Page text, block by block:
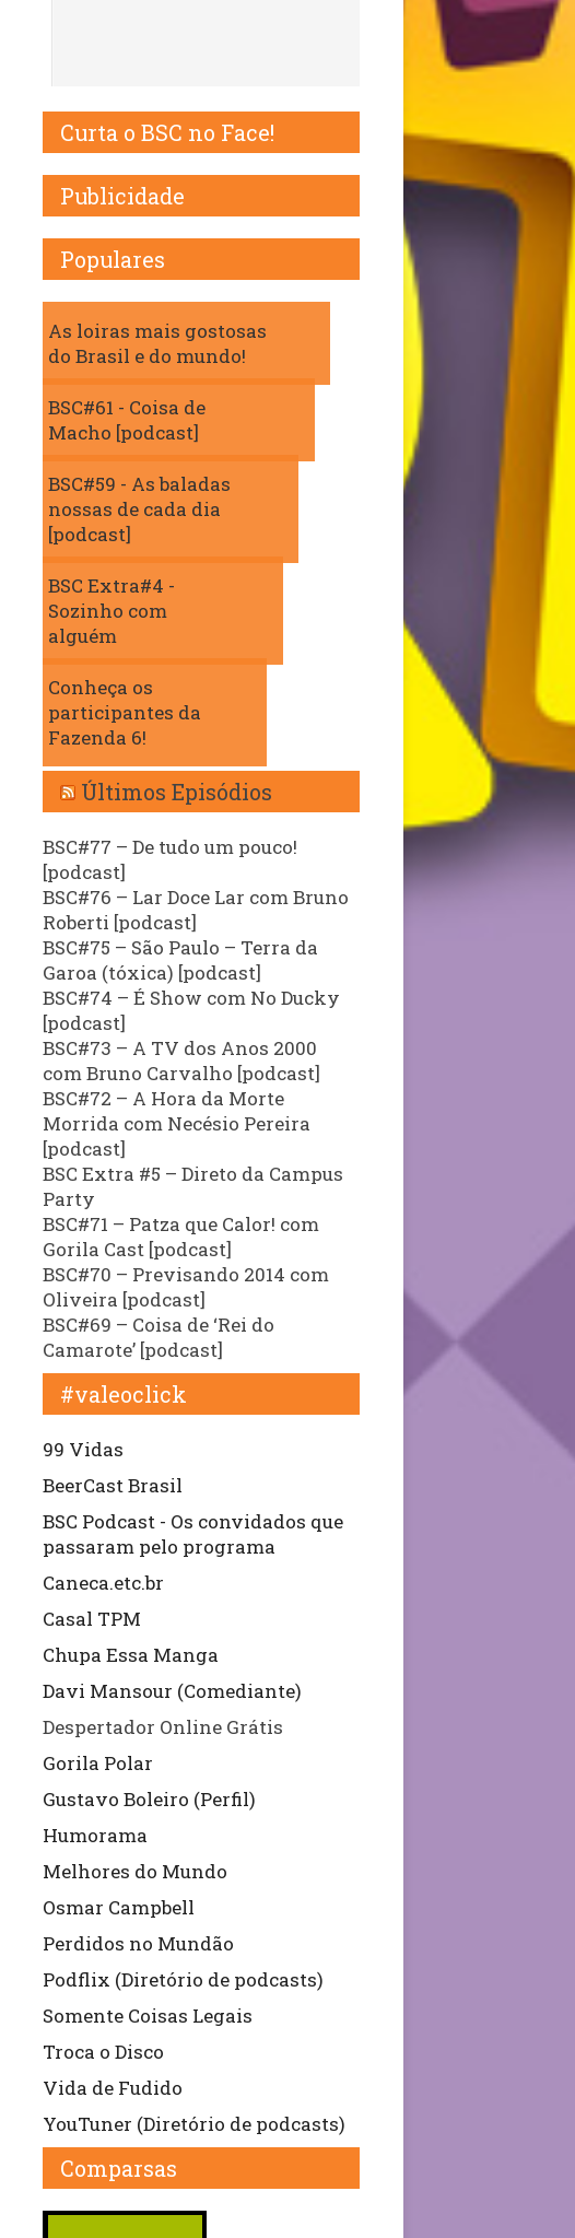
Curta o BSC no Face!
Publicidade
Populares
As loiras mais gostosas
do Brasil e do mundo!
BSC#61 - Coisa de
Macho [podcast]
BSC#59 - As baladas
nossas de cada dia
[podcast]
BSC Extra#4 -
Sozinho com
alguém
Conheça os
participantes da
Fazenda 6!
Últimos Episódios
BSC#77 – De tudo um pouco!
[podcast]
BSC#76 – Lar Doce Lar com Bruno
Roberti [podcast]
BSC#75 – São Paulo – Terra da
Garoa (tóxica) [podcast]
BSC#74 – É Show com No Ducky
[podcast]
BSC#73 – A TV dos Anos 2000
com Bruno Carvalho [podcast]
BSC#72 – A Hora da Morte
Morrida com Necésio Pereira
[podcast]
BSC Extra #5 – Direto da Campus
Party
BSC#71 – Patza que Calor! com
Gorila Cast [podcast]
BSC#70 – Previsando 2014 com
Oliveira [podcast]
BSC#69 – Coisa de ‘Rei do
Camarote’ [podcast]
#valeoclick
99 Vidas
BeerCast Brasil
BSC Podcast - Os convidados que
passaram pelo programa
Caneca.etc.br
Casal TPM
Chupa Essa Manga
Davi Mansour (Comediante)
Despertador Online Grátis
Gorila Polar
Gustavo Boleiro (Perfil)
Humorama
Melhores do Mundo
Osmar Campbell
Perdidos no Mundão
Podflix (Diretório de podcasts)
Somente Coisas Legais
Troca o Disco
Vida de Fudido
YouTuner (Diretório de podcasts)
Comparsas